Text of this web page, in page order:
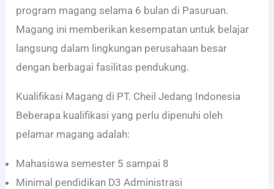
program magang selama 6 bulan di Pasuruan.
Magang ini memberikan kesempatan untuk belajar
langsung dalam lingkungan perusahaan besar
dengan berbagai fasilitas pendukung.
Kualifikasi Magang di PT. Cheil Jedang Indonesia
Beberapa kualifikasi yang perlu dipenuhi oleh
pelamar magang adalah:
Mahasiswa semester 5 sampai 8
Minimal pendidikan D3 Administrasi